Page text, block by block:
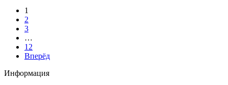
1
2
3
…
12
Вперёд
Информация